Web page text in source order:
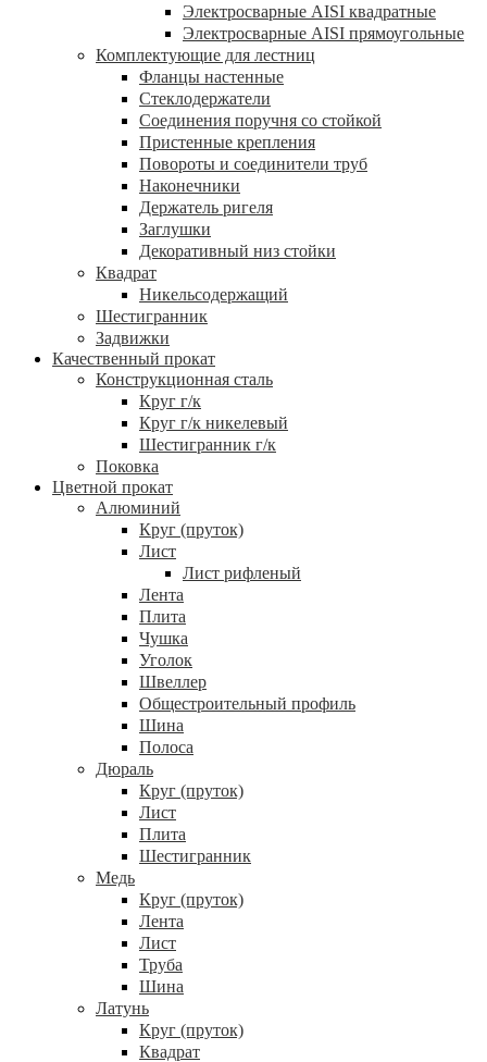
Электросварные AISI квадратные
Электросварные AISI прямоугольные
Комплектующие для лестниц
Фланцы настенные
Стеклодержатели
Соединения поручня со стойкой
Пристенные крепления
Повороты и соединители труб
Наконечники
Держатель ригеля
Заглушки
Декоративный низ стойки
Квадрат
Никельсодержащий
Шестигранник
Задвижки
Качественный прокат
Конструкционная сталь
Круг г/к
Круг г/к никелевый
Шестигранник г/к
Поковка
Цветной прокат
Алюминий
Круг (пруток)
Лист
Лист рифленый
Лента
Плита
Чушка
Уголок
Швеллер
Общестроительный профиль
Шина
Полоса
Дюраль
Круг (пруток)
Лист
Плита
Шестигранник
Медь
Круг (пруток)
Лента
Лист
Труба
Шина
Латунь
Круг (пруток)
Квадрат